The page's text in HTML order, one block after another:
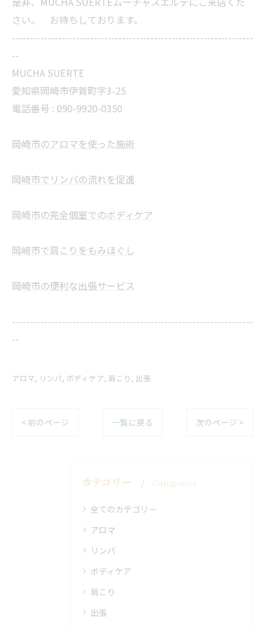
さい。 お待ちしております。
--------------------------------------------------------------------
--
MUCHA SUERTE
愛知県岡崎市伊賀町字3-25
電話番号 : 090-9920-0350
岡崎市のアロマを使った施術
岡崎市でリンパの流れを促進
岡崎市の完全個室でのボディケア
岡崎市で肩こりをもみほぐし
岡崎市の便利な出張サービス
--------------------------------------------------------------------
--
アロマ リンパ ボディケア 肩こり 出張
< 前のページ 一覧に戻る 次のページ >
カテゴリー Categories
全てのカテゴリー
アロマ
リンパ
ボディケア
肩こり
出張